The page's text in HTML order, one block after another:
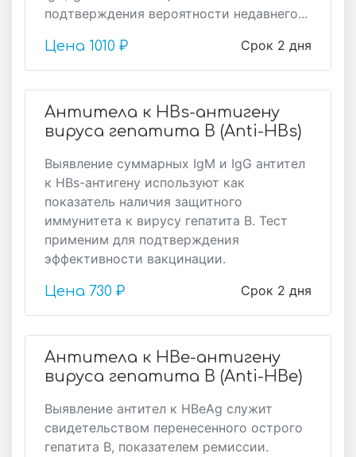
подтверждения вероятности недавнего...
Срок 2 дня
Цена 1010 ₽
Антитела к HBs-антигену
вируса гепатита B (Anti-HBs)
Выявление суммарных IgM и IgG антител
к HBs-антигену используют как
показатель наличия защитного
иммунитета к вирусу гепатита В. Тест
применим для подтверждения
эффективности вакцинации.
Срок 2 дня
Цена 730 ₽
Антитела к HBе-антигену
вируса гепатита B (Anti-HBе)
Выявление антител к HBеAg служит
свидетельством перенесенного острого
гепатита В, показателем ремиссии.